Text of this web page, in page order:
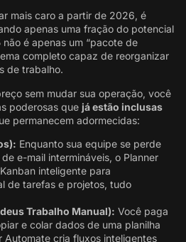
mais caro a partir de 2026, é
apenas uma fração do potencial
é apenas um “pacote de
completo capaz de reorganizar
de trabalho.
sem mudar sua operação, você
poderosas que já estão inclusas
permanecem adormecidas:
Enquanto sua equipe se perde
e-mail intermináveis, o Planner
inteligente para
de tarefas e projetos, tudo
Trabalho Manual): Você paga
e colar dados de uma planilha
Automate cria fluxos inteligentes